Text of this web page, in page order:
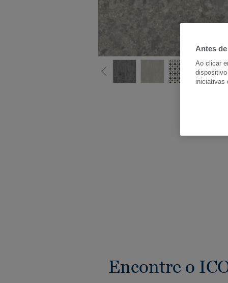
Encontre o
Antes
Ao clicar
iniciativas